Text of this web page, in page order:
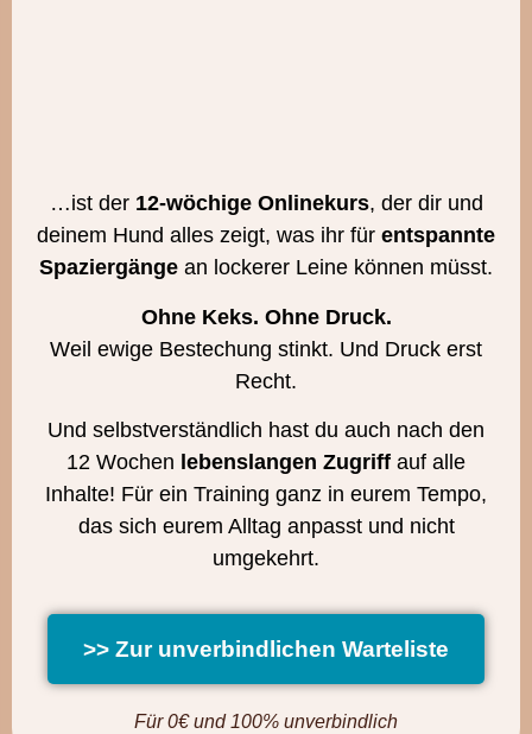
…ist der 12-wöchige Onlinekurs, der dir und
deinem Hund alles zeigt, was ihr für entspannte
Spaziergänge an lockerer Leine können müsst.
Ohne Keks. Ohne Druck.
Weil ewige Bestechung stinkt. Und Druck erst
Recht.
Und selbstverständlich hast du auch nach den
12 Wochen lebenslangen Zugriff auf alle
Inhalte! Für ein Training ganz in eurem Tempo,
das sich eurem Alltag anpasst und nicht
umgekehrt.
>> Zur unverbindlichen Warteliste
Für 0€ und 100% unverbindlich